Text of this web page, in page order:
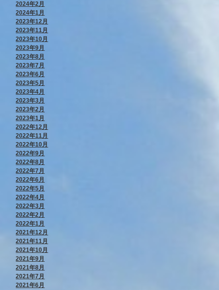
2024年2月
2024年1月
2023年12月
2023年11月
2023年10月
2023年9月
2023年8月
2023年7月
2023年6月
2023年5月
2023年4月
2023年3月
2023年2月
2023年1月
2022年12月
2022年11月
2022年10月
2022年9月
2022年8月
2022年7月
2022年6月
2022年5月
2022年4月
2022年3月
2022年2月
2022年1月
2021年12月
2021年11月
2021年10月
2021年9月
2021年8月
2021年7月
2021年6月